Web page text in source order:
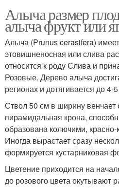
Алыча размер
алыча фрукт или
Алыча (Prunus cerasifera)
этовишненосная или слива
относится к роду Слива и
Розовые. Дерево алыча
регионах и дотягивается до
Ствол 50 см в ширину венчает
пирамидальная крона,
образована колючими,
Иногда вырастает сразу
формируется кустарниковая
Цветение приходится на
до розового цвета окутывают